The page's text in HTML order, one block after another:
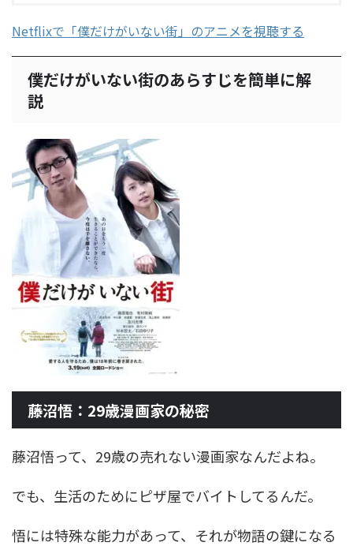
Netflixで「僕だけがいない街」のアニメを視聴する
僕だけがいない街のあらすじを簡単に解
説
藤沼悟：29歳漫画家の秘密
藤沼悟って、29歳の売れない漫画家なんだよね。
でも、生活のためにピザ屋でバイトしてるんだ。
悟には特殊な能力があって、それが物語の鍵になる